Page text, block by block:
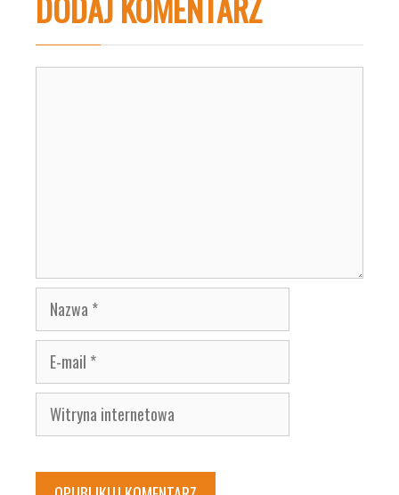
Nazwa
E-
mail
Witryna
internetowa